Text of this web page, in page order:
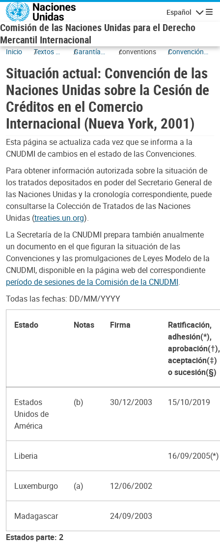
Skip to main content
Español
Comisión de las Naciones Unidas para el Derecho
Mercantil Internacional
Inicio
Textos y
Garantías
conventions
Convención
Naciones
Unidas sobre
la Cesión de
Internacional
(Nueva York,
2001)
Situación actual: Convención de las
Naciones Unidas sobre la Cesión de
Créditos en el Comercio
Internacional (Nueva York, 2001)
Esta página se actualiza cada vez que se informa a la
CNUDMI de cambios en el estado de las Convenciones.
Para obtener información autorizada sobre la situación de
los tratados depositados en poder del Secretario General de
las Naciones Unidas y la cronología correspondiente, puede
consultarse la Colección de Tratados de las Naciones
Unidas (treaties.un.org).
La Secretaría de la CNUDMI prepara también anualmente
un documento en el que figuran la situación de las
Convenciones y las promulgaciones de Leyes Modelo de la
CNUDMI, disponible en la página web del correspondiente
período de sesiones de la Comisión de la CNUDMI.
Todas las fechas: DD/MM/YYYY
Estado Notas Firma
Ratificación,
adhesión(*),
aprobación(†),
aceptación(‡)
o sucesión(§)
Estados
Unidos de
América
(b) 30/12/2003 15/10/2019
Liberia 16/09/2005(*)
Luxemburgo (a) 12/06/2002
Madagascar
24/09/2003
Estados parte: 2